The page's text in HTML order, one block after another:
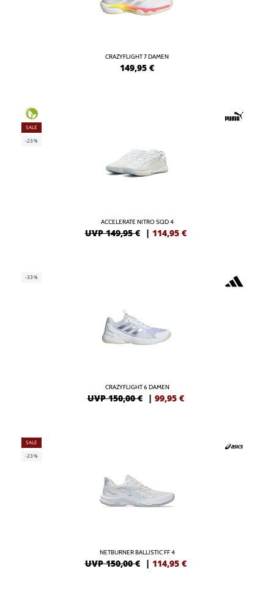
CRAZYFLIGHT 7 DAMEN
149,95 €
SALE
-23%
ACCELERATE NITRO SQD 4
UVP 149,95 € | 114,95 €
-33%
CRAZYFLIGHT 6 DAMEN
UVP 150,00 € | 99,95 €
SALE
-23%
NETBURNER BALLISTIC FF 4
UVP 150,00 € | 114,95 €